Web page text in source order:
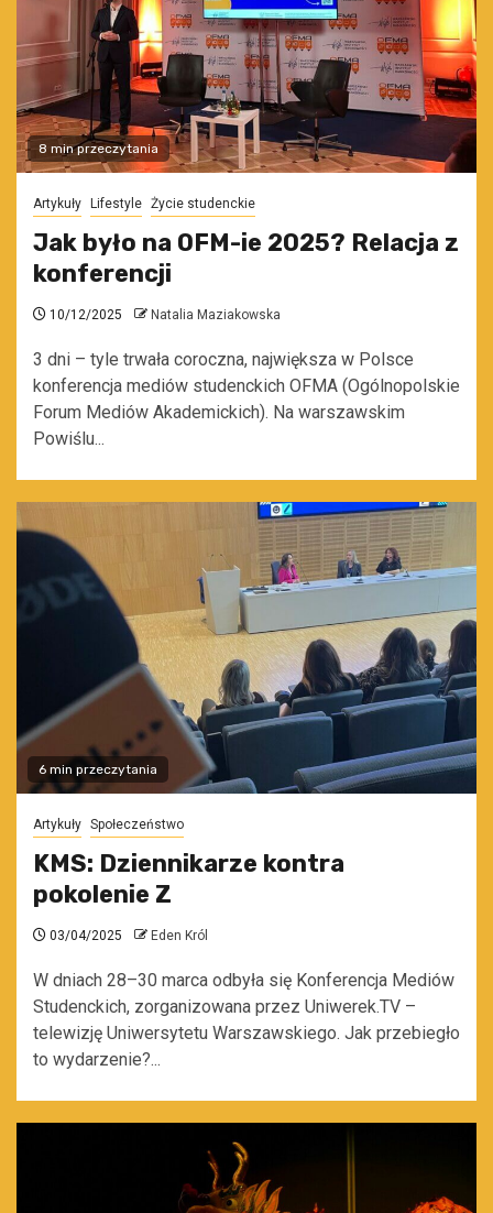
8 min przeczytania
Artykuły Lifestyle Życie studenckie
Jak było na OFM-ie 2025? Relacja z
konferencji
10/12/2025 Natalia Maziakowska
3 dni – tyle trwała coroczna, największa w Polsce
konferencja mediów studenckich OFMA (Ogólnopolskie
Forum Mediów Akademickich). Na warszawskim
Powiślu...
6 min przeczytania
Artykuły Społeczeństwo
KMS: Dziennikarze kontra
pokolenie Z
03/04/2025 Eden Król
W dniach 28–30 marca odbyła się Konferencja Mediów
Studenckich, zorganizowana przez Uniwerek.TV –
telewizję Uniwersytetu Warszawskiego. Jak przebiegło
to wydarzenie?...